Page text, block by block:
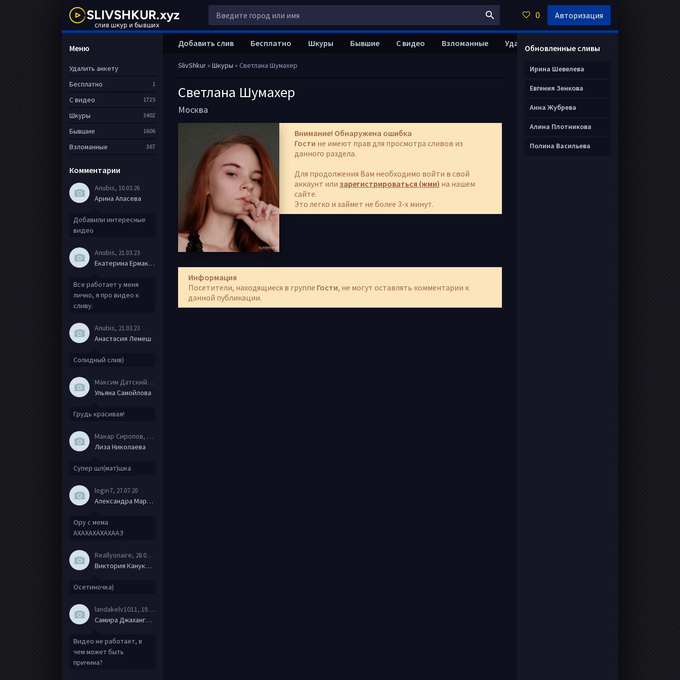
SlivShkur» Шкуры » Светлана Шумахер
Светлана Шумахер
Москва
Внимание! Обнаружена ошибка
Гости не имеют прав для просмотра сливов из
данного раздела.
Для продолжения Вам необходимо войти в свой
аккаунт или зарегистрироваться (жми) на нашем
сайте.
Это легко и займет не более 3-х минут.
Информация
Посетители, находящиеся в группе Гости, не могут оставлять комментарии к
данной публикации.
Добавить слив Бесплатно Шкуры Бывшие С видео Взломанные Удалить анкету
Меню
Удалить анкету
Бесплатно
1
С видео 1725
Шкуры 3402
Бывшие 1606
Взломанные 367
Комментарии
Anubis, 10.03.26
Арина Апасева
Добавили интересные
видео
Anubis, 21.03.23
Екатерина Ермакова
Все работает у меня
лично, я про видео к
сливу.
Anubis, 21.03.23
Анастасия Лемеш
Солидный слив)
Максим Датский
, 15.08.20
Ульяна Самойлова
Грудь красивая!
Макар Сиропов, 08.08.20
Лиза Николаева
Супер шл(мат)шка
login7, 27.07.20
Александра Маркова
Ору с мема
АХАХАХАХАХААЗ
Reallyonaire, 28.06.20
Виктория Канукова
Осетиночка)
landakelv1011 , 19.06.20
Самира Джахангирова
Видео не работает, в
чем может быть
причина?
Обновленные сливы
Ирина Шевелева
Евгения Зенкова
Анна Жубрева
Алина Плотникова
Полина Васильева
0 Авторизация